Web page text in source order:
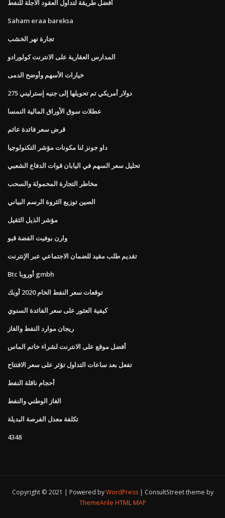
أفضل طريقة لتداول العقود الآجلة للنفط
Saham eraa bareksa
تجارة نهر الخشب
المدارس العقارية على الانترنت كولورادو
خيارات الأسهم وأوضح الدمى
275 دولار أمريكي تم تحويلها إلى جنيه إسترليني
عطلات سوق الأوراق المالية النمسا
قرض سعر فائدة عائم
داو جونز لنا مكونات مؤشر التكنولوجيا
تحليل سعر السهم في اليابان قوات الدفاع الشعبي
مخاطر التجارة المحمولة والسحب
الصين توزيع الثروة الرسم البياني
مؤشر الذيل الثقيل
وارن بوفيت الفضة قبو
تقديم طلب مقيد للضمان الاجتماعي عبر الإنترنت
Btc أوروبا gmbh
توقعات سعر النفط الخام 2020 أوبك
كيفية العثور على سعر الفائدة السنوي
ريجان موارد النفط والغاز
أفضل موقع على الانترنت لشراء خاتم الماس
تفعل بعد ساعات التداول تؤثر على سعر الافتتاح
أحجام ناقلة النفط
الغاز الوطني والنفط
تكلفة معدل الفرصة البديلة
4348
Copyright © 2021 | Powered byWordPress
ConsultStreet theme by
ThemeArile HTML MAP